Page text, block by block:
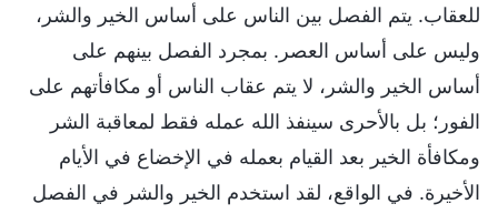
للعقاب. يتم الفصل بين الناس على أساس الخير والشر،
وليس على أساس العصر. بمجرد الفصل بينهم على
أساس الخير والشر، لا يتم عقاب الناس أو مكافأتهم على
الفور؛ بل بالأحرى سينفذ الله عمله فقط لمعاقبة الشر
ومكافأة الخير بعد القيام بعمله في الإخضاع في الأيام
الأخيرة. في الواقع، لقد استخدم الخير والشر في الفصل